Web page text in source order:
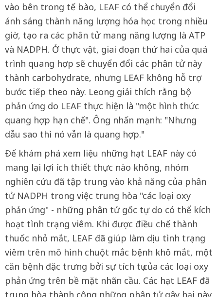
vào bên trong tế bào, LEAF có thể chuyển đổi
ánh sáng thành năng lượng hóa học trong nhiều
giờ, tạo ra các phân tử mang năng lượng là ATP
và NADPH. Ở thực vật, giai đoạn thứ hai của quá
trình quang hợp sẽ chuyển đổi các phân tử này
thành carbohydrate, nhưng LEAF không hỗ trợ
bước tiếp theo này. Leong giải thích rằng bộ
phản ứng do LEAF thực hiện là "một hình thức
quang hợp hạn chế". Ông nhấn mạnh: "Nhưng
dẫu sao thì nó vẫn là quang hợp."
Để khám phá xem liệu những hạt LEAF này có
mang lại lợi ích thiết thực nào không, nhóm
nghiên cứu đã tập trung vào khả năng của phân
tử NADPH trong việc trung hòa "các loại oxy
phản ứng" - những phân tử gốc tự do có thể kích
hoạt tình trạng viêm. Khi được điều chế thành
thuốc nhỏ mắt, LEAF đã giúp làm dịu tình trạng
viêm trên mô hình chuột mắc bệnh khô mắt, một
căn bệnh đặc trưng bởi sự tích tụ của các loại oxy
phản ứng trên bề mặt nhãn cầu. Các hạt LEAF đã
trung hòa thành công những phân tử gây hại này